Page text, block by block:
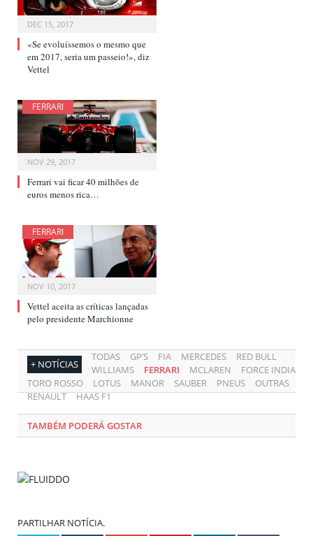
DEC 15, 2017
«Se evoluíssemos o mesmo que
em 2017, seria um passeio!», diz
Vettel
FERRARI
NOV 29, 2017
Ferrari vai ficar 40 milhões de
euros menos rica…
FERRARI
NOV 10, 2017
Vettel aceita as críticas lançadas
pelo presidente Marchionne
+ NOTÍCIAS
TODAS GP’S FIA MERCEDES
RED BULL
WILLIAMS
FERRARI MCLAREN
FORCE INDIA
TORO ROSSO
LOTUS MANOR SAUBER PNEUS
OUTRAS
RENAULT
HAAS F1
TAMBÉM PODERÁ GOSTAR
PARTILHAR NOTÍCIA.